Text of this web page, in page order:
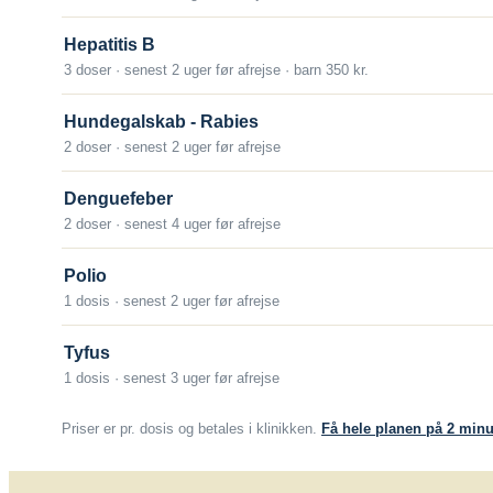
Antal doser
Der gives én dosis.
Alder
Vaccinen kan gives fra 9-månedersalderen.
Beskyttelsens varighed
Én vaccination giver livslang beskyttelse. Dette
Kort over geografisk udbredelse af gul feber
Om sygdommen
Gul feber
Vacciner
Tabel over malariamidler til forebyggelse
Om sygdommen
Malaria
Beskyttelsens varighed
Efter grundvaccination med 2 doser skal der ikke
anbefales kun til personer med risiko for
Hvis man bliver bidt af et dyr, som kunne have
hjemmefra.
Hundegalskab (rabies)
Vacciner
Rabiesvaccine (Rabipur)
Hepatitis B
3 doser · senest 2 uger før afrejse · barn 350 kr.
Hundegalskab - Rabies
2 doser · senest 2 uger før afrejse
Denguefeber
2 doser · senest 4 uger før afrejse
Polio
1 dosis · senest 2 uger før afrejse
Tyfus
1 dosis · senest 3 uger før afrejse
Priser er pr. dosis og betales i klinikken. Få hele planen på 2